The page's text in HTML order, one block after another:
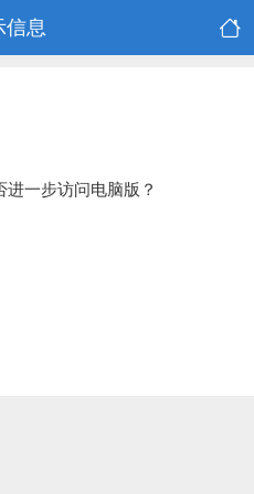
信息
一步访问电脑版？